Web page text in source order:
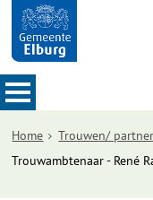
Home Trouwen/
Trouwambtenaar - René